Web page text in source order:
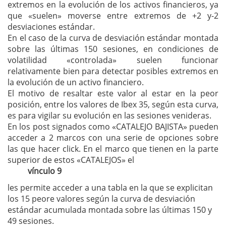
extremos en la evolución de los activos financieros, ya
que «suelen» moverse entre extremos de +2 y-2
desviaciones estándar.
En el caso de la curva de desviación estándar montada
sobre las últimas 150 sesiones, en condiciones de
volatilidad «controlada» suelen funcionar
relativamente bien para detectar posibles extremos en
la evolución de un activo financiero.
El motivo de resaltar este valor al estar en la peor
posición, entre los valores de Ibex 35, según esta curva,
es para vigilar su evolución en las sesiones venideras.
En los post signados como «CATALEJO BAJISTA» pueden
acceder a 2 marcos con una serie de opciones sobre
las que hacer click. En el marco que tienen en la parte
superior de estos «CATALEJOS» el
vínculo 9
les permite acceder a una tabla en la que se explicitan
los 15 peore valores según la curva de desviación
estándar acumulada montada sobre las últimas 150 y
49 sesiones.